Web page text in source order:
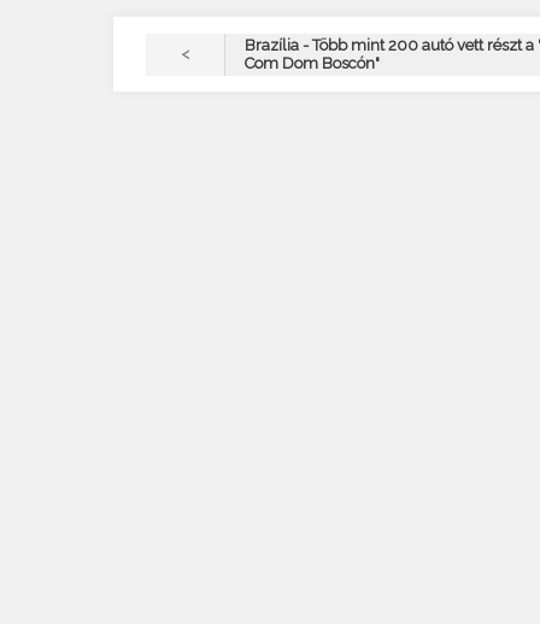
<
Brazília - Több mint 200 autó vett részt a
Com Dom Boscón"